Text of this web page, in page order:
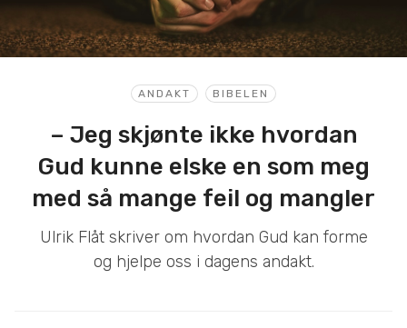
ANDAKT BIBELEN
– Jeg skjønte ikke hvordan
Gud kunne elske en som meg
med så mange feil og mangler
Ulrik Flåt skriver om hvordan Gud kan forme
og hjelpe oss i dagens andakt.